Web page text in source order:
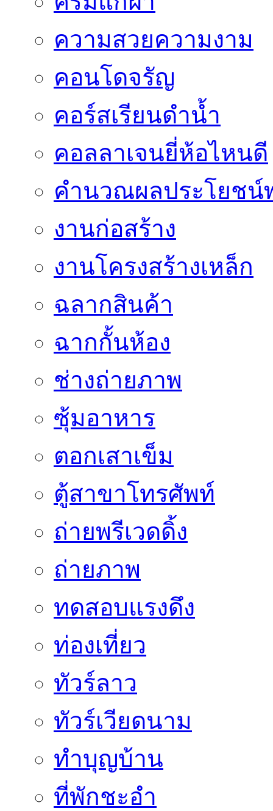
ความสวยความงาม
คอนโดจรัญ
คอร์สเรียนดำน้ำ
คอลลาเจนยี่ห้อไหนดี
คำนวณผลประโยชน์
งานก่อสร้าง
งานโครงสร้างเหล็ก
ฉลากสินค้า
ฉากกั้นห้อง
ช่างถ่ายภาพ
ซุ้มอาหาร
ตอกเสาเข็ม
ตู้สาขาโทรศัพท์
ถ่ายพรีเวดดิ้ง
ถ่ายภาพ
ทดสอบแรงดึง
ท่องเที่ยว
ทัวร์ลาว
ทัวร์เวียดนาม
ทำบุญบ้าน
ที่พักชะอำ